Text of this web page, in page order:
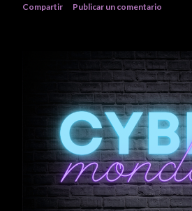
Compartir Publicar un comentario